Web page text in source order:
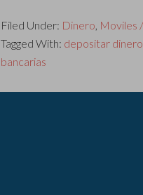
Filed Under: Dinero, Moviles
Tagged With: depositar dinero
bancarias